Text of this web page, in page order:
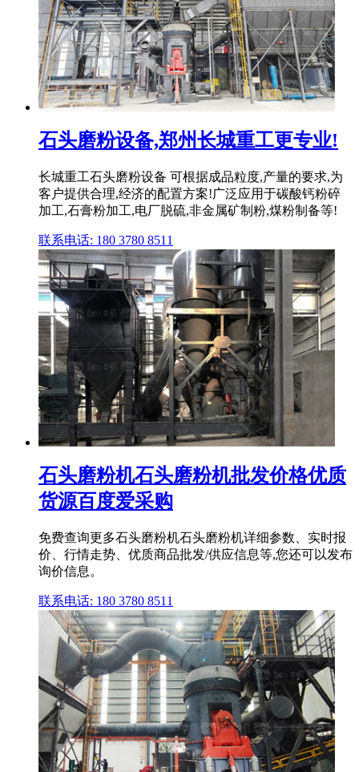
石头磨粉设备,郑州长城重工更专业!
长城重工石头磨粉设备 可根据成品粒度,产量的要求,为
客户提供合理,经济的配置方案!广泛应用于碳酸钙粉碎
加工,石膏粉加工,电厂脱硫,非金属矿制粉,煤粉制备等!
联系电话: 180 3780 8511
石头磨粉机石头磨粉机批发价格优质
货源百度爱采购
免费查询更多石头磨粉机石头磨粉机详细参数、实时报
价、行情走势、优质商品批发/供应信息等,您还可以发布
询价信息。
联系电话: 180 3780 8511